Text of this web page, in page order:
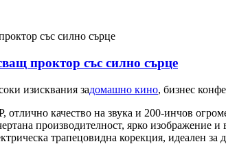
проктор със силно сърце
изисквания задомашно кино, бизнес
отлично качество на звука и 200-инчов
производителност, ярко изображение
трапецовидна корекция, идеален